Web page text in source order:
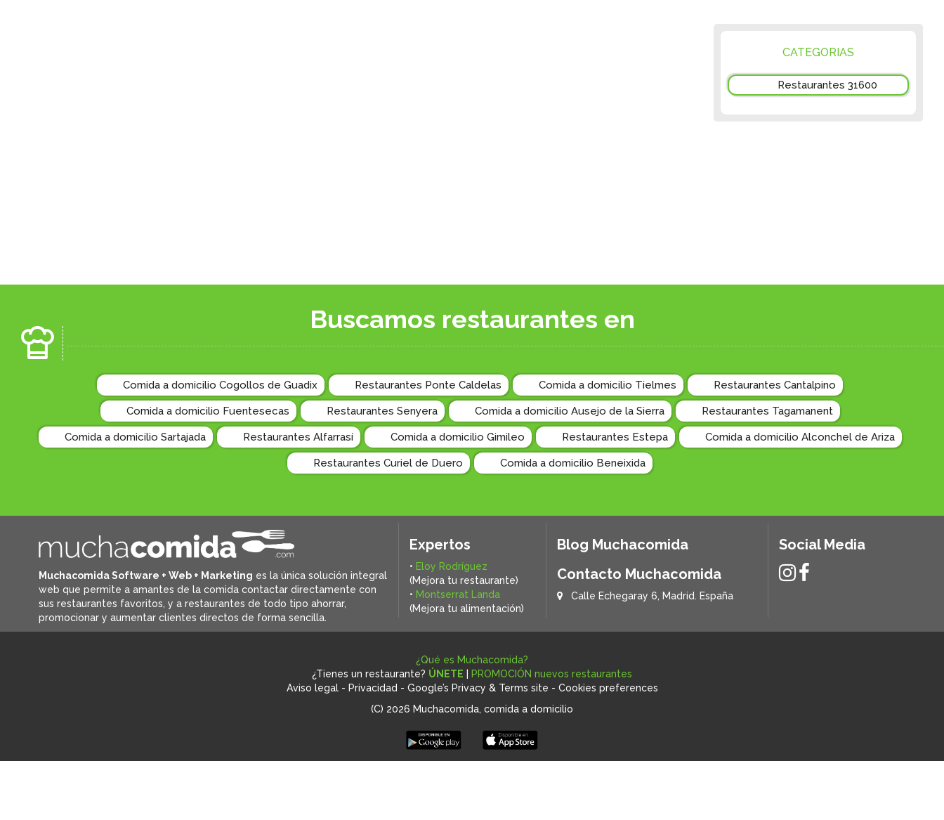
CATEGORIAS
Restaurantes 31600
Buscamos restaurantes en
Comida a domicilio Cogollos de Guadix Restaurantes Ponte Caldelas Comida a domicilio Tielmes Restaurantes Cantalpino
Comida a domicilio Fuentesecas Restaurantes Senyera Comida a domicilio Ausejo de la Sierra Restaurantes Tagamanent
Comida a domicilio Sartajada Restaurantes Alfarrasí Comida a domicilio Gimileo Restaurantes Estepa Comida a domicilio Alconchel de Ariza
Restaurantes Curiel de Duero Comida a domicilio Beneixida
Muchacomida Software + Web + Marketing es la única solución integral
web que permite a amantes de la comida contactar directamente con
sus restaurantes favoritos, ya restaurantes de todo tipo ahorrar,
promocionar y aumentar clientes directos de forma sencilla.
Expertos
• Eloy Rodríguez
(Mejora tu restaurante)
• Montserrat Landa
(Mejora tu alimentación)
Blog Muchacomida
Contacto Muchacomida
Calle Echegaray 6, Madrid. España
Social Media
¿Qué es Muchacomida?
¿Tienes un restaurante? ÚNETE
PROMOCIÓN nuevos restaurantes
Aviso legal - Privacidad - Google’s Privacy & Terms site - Cookies preferences
(C) 2026 Muchacomida, comida a domicilio